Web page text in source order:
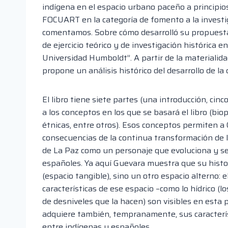
indígena en el espacio urbano paceño a
FOCUART en la categoría de fomento a la
comentamos. Sobre cómo desarrolló su
de ejercicio teórico y de investigación histórica
Universidad Humboldt”. A partir de la
propone un análisis histórico del desarrollo de la
El libro tiene siete partes (una introducción,
a los conceptos en los que se basará el libro
étnicas, entre otros). Esos conceptos permiten
consecuencias de la continua transformación
de La Paz como un personaje que evoluciona y
españoles. Ya aquí Guevara muestra que su
(espacio tangible), sino un otro espacio alterno:
características de ese espacio –como lo hídrico
de desniveles que la hacen) son visibles en
adquiere también, tempranamente, sus